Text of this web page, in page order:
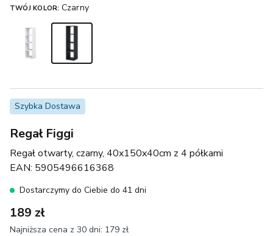
Szybka Dostawa
Regał Figgi
Regał otwarty, czarny, 40x150x40cm z 4 półkami
EAN: 5905496616368
Dostarczymy do Ciebie do 41 dni
189 zł
Najniższa cena z 30 dni: 179 zł
TWÓJ KOLOR: Czarny